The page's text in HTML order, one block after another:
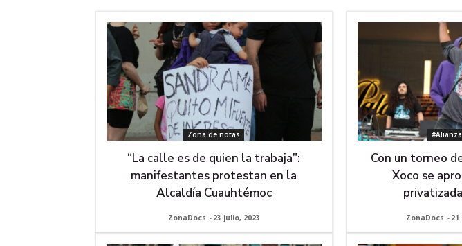
Zona de notas
“La calle es de quien la trabaja”:
manifestantes protestan en la
Alcaldía Cuauhtémoc
ZonaDocs - 23 julio, 2023
Con un torneo
Xoco se
ZonaDocs -